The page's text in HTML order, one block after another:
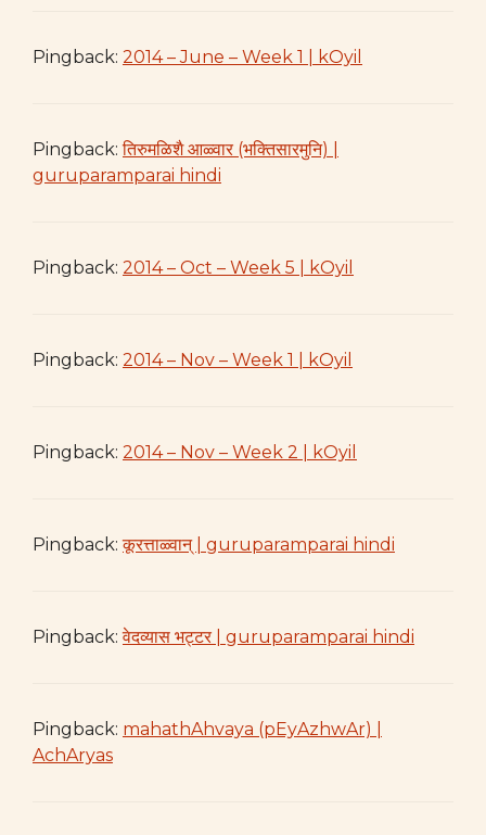
Pingback: 2014 – June – Week 1 | kOyil
Pingback:तिरुमळिशै आळ्वार (भक्तिसारमुनि) |
guruparamparai hindi
Pingback: 2014 – Oct – Week 5 | kOyil
Pingback: 2014 – Nov – Week 1 | kOyil
Pingback: 2014 – Nov – Week 2 | kOyil
Pingback:कूरत्ताळ्वान् | guruparamparai hindi
Pingback:वेदव्यास भट्टर | guruparamparai hindi
Pingback: mahathAhvaya (pEyAzhwAr) |
AchAryas